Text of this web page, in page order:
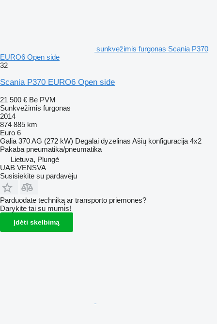
sunkvežimis furgonas Scania P370
EURO6 Open side
32
Scania P370 EURO6 Open side
21 500 € Be PVM
Sunkvežimis furgonas
2014
874 885 km
Euro 6
Galia 370 AG (272 kW) Degalai dyzelinas Ašių konfigūracija 4x2
Pakaba pneumatika/pneumatika
Lietuva, Plungė
UAB VENSVA
Susisiekite su pardavėju
Parduodate techniką ar transporto priemones?
Darykite tai su mumis!
Įdėti skelbimą